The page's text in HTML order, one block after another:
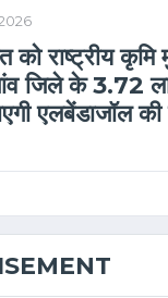
राष्ट्रीय कृमि
जिले के 3.72
एलबेंडाजॉल